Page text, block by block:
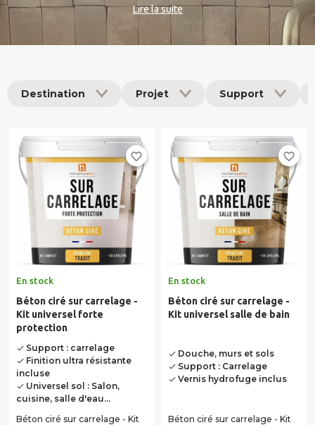
ou alors décider de le recouvrir avec un matériau plus
moderne, et surtout à votre goût. Nous avons nommé : le
béton ciré ! La présence d’un ancien carrelage peut vous
forcément vous lancer dans de longs travaux complexes.
Lire la suite
Destination Projet Support
favorite_border
En stock
Béton ciré sur carrelage -
Kit universel forte
protection
doneSupport : carrelage
doneFinition ultra résistante
incluse
doneUniversel sol : Salon,
cuisine, salle d'eau...
Béton ciré sur carrelage - Kit
favorite_border
En stock
Béton ciré sur carrelage -
Kit universel salle de bain
done Douche, murs et sols
done Support : Carrelage
done Vernis hydrofuge inclus
Béton ciré sur carrelage - Kit